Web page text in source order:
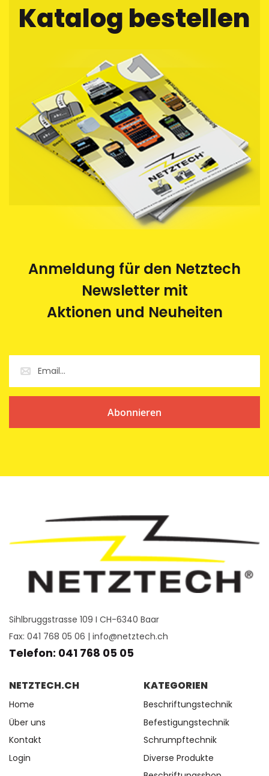
Katalog bestellen
Anmeldung für den Netztech
Newsletter mit
Aktionen und Neuheiten
Abonnieren
Sihlbruggstrasse 109 I CH-6340 Baar
Fax: 041 768 05 06 | info@netztech.ch
Telefon: 041 768 05 05
NETZTECH.CH
Home
Über uns
Kontakt
Login
KATEGORIEN
Beschriftungstechnik
Befestigungstechnik
Schrumpftechnik
Diverse Produkte